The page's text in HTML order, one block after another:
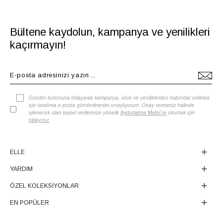
Bültene kaydolun, kampanya ve yenilikleri
kaçırmayın!
Gönder butonuna tıklayarak kampanya, ürün ve yeniliklerden haberdar edilmek
için tarafıma e-posta gönderilmesini onaylıyorum. Onay vermeniz halinde
işlenecek olan kişisel verilerinize yönelik Aydınlatma Metni'ni okumak için
tıklayınız
ELLE
YARDIM
ÖZEL KOLEKSİYONLAR
EN POPÜLER